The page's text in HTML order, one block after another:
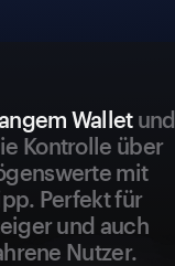
Walletund
Kontrolle über
mit
Perfekt für
und auch
Nutzer.